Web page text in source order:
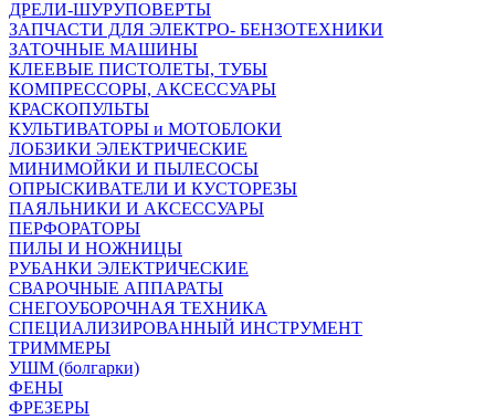
ДРЕЛИ-ШУРУПОВЕРТЫ
ЗАПЧАСТИ ДЛЯ ЭЛЕКТРО- БЕНЗОТЕХНИКИ
ЗАТОЧНЫЕ МАШИНЫ
КЛЕЕВЫЕ ПИСТОЛЕТЫ, ТУБЫ
КОМПРЕССОРЫ, АКСЕССУАРЫ
КРАСКОПУЛЬТЫ
КУЛЬТИВАТОРЫ и МОТОБЛОКИ
ЛОБЗИКИ ЭЛЕКТРИЧЕСКИЕ
МИНИМОЙКИ И ПЫЛЕСОСЫ
ОПРЫСКИВАТЕЛИ И КУСТОРЕЗЫ
ПАЯЛЬНИКИ И АКСЕССУАРЫ
ПЕРФОРАТОРЫ
ПИЛЫ И НОЖНИЦЫ
РУБАНКИ ЭЛЕКТРИЧЕСКИЕ
СВАРОЧНЫЕ АППАРАТЫ
СНЕГОУБОРОЧНАЯ ТЕХНИКА
СПЕЦИАЛИЗИРОВАННЫЙ ИНСТРУМЕНТ
ТРИММЕРЫ
УШМ (болгарки)
ФЕНЫ
ФРЕЗЕРЫ